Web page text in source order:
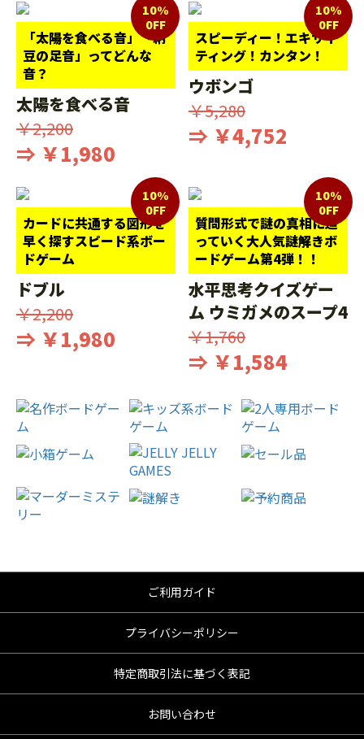
「太陽を食べる音」「納
豆の足音」ってどんな
音？
10%
0FF
太陽を食べる音
￥2,200
⇒ ￥1,980
スピーディー！エキサイ
ティング！カンタン！
10%
0FF
ウボンゴ
￥5,280
⇒ ￥4,752
カードに共通する図形を
早く探すスピード系ボー
ドゲーム
10%
0FF
ドブル
￥2,200
⇒ ￥1,980
質問形式で謎の真相に迫
っていく大人気謎解きボ
ードゲーム第4弾！！
10%
0FF
水平思考クイズゲー
ム ウミガメのスープ4
￥1,760
⇒ ￥1,584
ご利用ガイド
プライバシーポリシー
特定商取引法に基づく表記
お問い合わせ